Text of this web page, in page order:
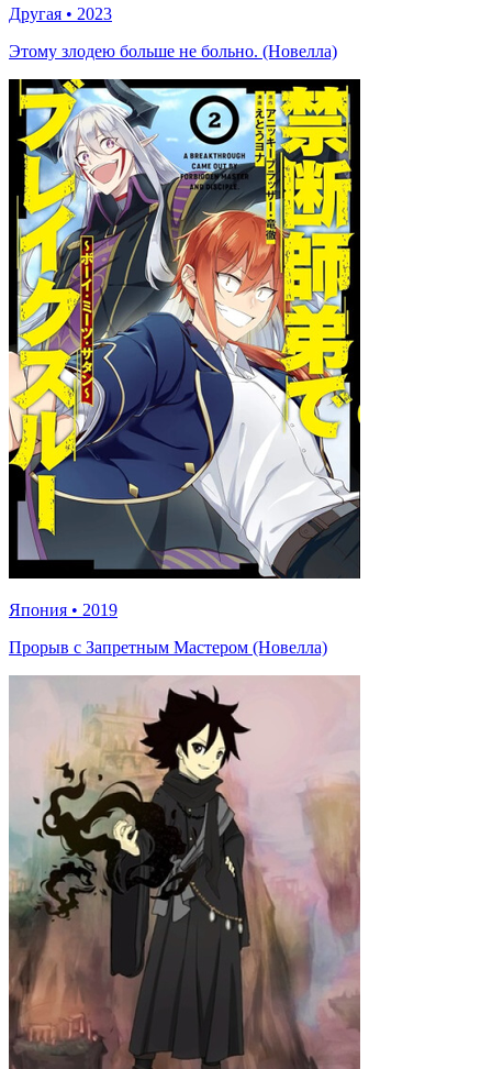
Другая • 2023
Этому злодею больше не больно. (Новелла)
Япония • 2019
Прорыв с Запретным Мастером (Новелла)